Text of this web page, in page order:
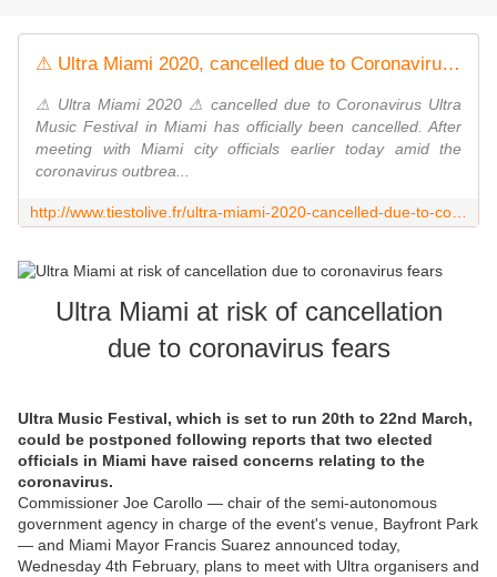
⚠ Ultra Miami 2020, cancelled due to Coronavirus ⚠ - √ TiestoLive - News Tiesto
⚠ Ultra Miami 2020 ⚠ cancelled due to Coronavirus Ultra
Music Festival in Miami has officially been cancelled. After
meeting with Miami city officials earlier today amid the
coronavirus outbrea...
Ultra Miami at risk of cancellation
due to coronavirus fears
Ultra Music Festival, which is set to run 20th to 22nd March,
could be postponed following reports that two elected
officials in Miami have raised concerns relating to the
coronavirus.
Commissioner Joe Carollo — chair of the semi-autonomous
government agency in charge of the event's venue, Bayfront Park
— and Miami Mayor Francis Suarez announced today,
Wednesday 4th February, plans to meet with Ultra organisers and